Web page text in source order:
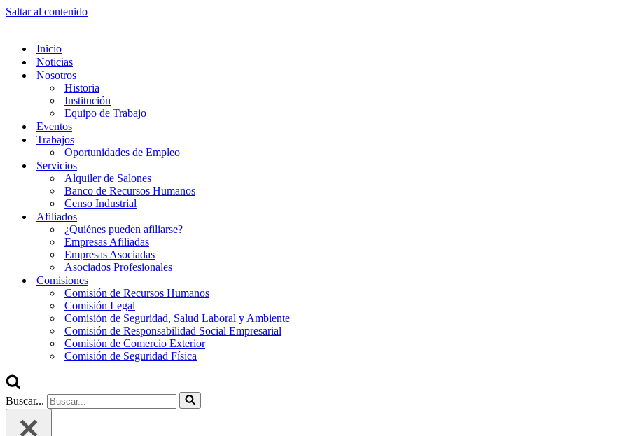
Saltar al contenido
Inicio
Noticias
Nosotros
Historia
Institución
Equipo de Trabajo
Eventos
Trabajos
Oportunidades de Empleo
Servicios
Alquiler de Salones
Banco de Recursos Humanos
Censo Industrial
Afiliados
¿Quiénes pueden afiliarse?
Empresas Afiliadas
Empresas Asociadas
Asociados Profesionales
Comisiones
Comisión de Recursos Humanos
Comisión Legal
Comisión de Seguridad, Salud Laboral y Ambiente
Comisión de Responsabilidad Social Empresarial
Comisión de Comercio Exterior
Comisión de Seguridad Física
Buscar...